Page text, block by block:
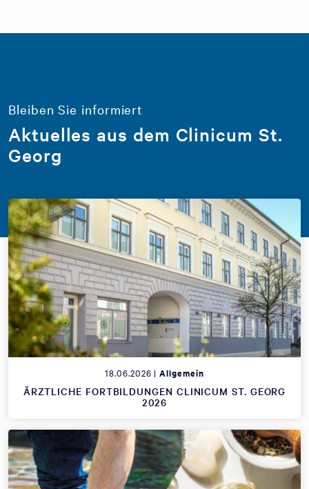
Bleiben Sie informiert
Aktuelles aus dem Clinicum St.
Georg
18.06.2026 |Allgemein
ÄRZTLICHE FORTBILDUNGEN CLINICUM ST. GEORG
2026